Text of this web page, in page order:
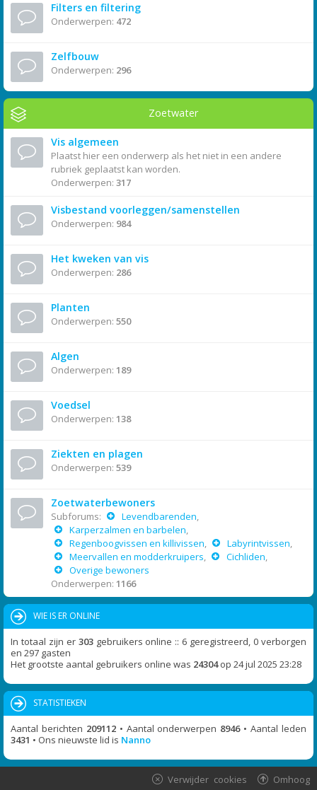
Filters en filtering
Onderwerpen: 472
Zelfbouw
Onderwerpen: 296
Zoetwater
Vis algemeen
Plaatst hier een onderwerp als het niet in een andere
rubriek geplaatst kan worden.
Onderwerpen: 317
Visbestand voorleggen/samenstellen
Onderwerpen: 984
Het kweken van vis
Onderwerpen: 286
Planten
Onderwerpen: 550
Algen
Onderwerpen: 189
Voedsel
Onderwerpen: 138
Ziekten en plagen
Onderwerpen: 539
Zoetwaterbewoners
Subforums: Levendbarenden,
Karperzalmen en barbelen,
Regenboogvissen en killivissen, Labyrintvissen,
Meervallen en modderkruipers, Cichliden,
Overige bewoners
Onderwerpen: 1166
WIE IS ER ONLINE
In totaal zijn er 303gebruikers online :: 6 geregistreerd, 0 verborgen
en 297 gasten
Het grootste aantal gebruikers online was 24304op 24 jul 2025 23:28
STATISTIEKEN
Aantal berichten 209112• Aantal onderwerpen 8946• Aantal leden
3431 • Ons nieuwste lid is Nanno
Omhoog
Verwijder cookies